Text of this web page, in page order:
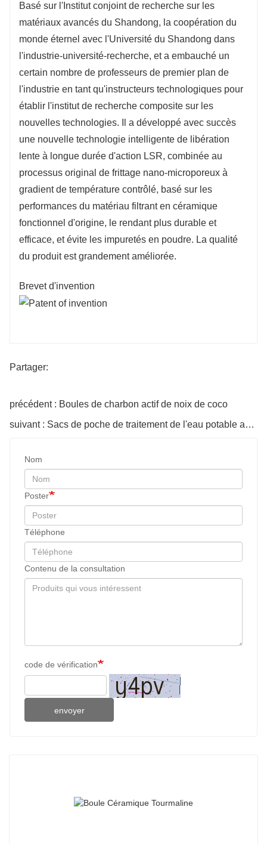
Basé sur l'Institut conjoint de recherche sur les
matériaux avancés du Shandong, la coopération du
monde éternel avec l'Université du Shandong dans
l'industrie-université-recherche, et a embauché un
certain nombre de professeurs de premier plan de
l'industrie en tant qu'instructeurs technologiques pour
établir l'institut de recherche composite sur les
nouvelles technologies. Il a développé avec succès
une nouvelle technologie intelligente de libération
lente à longue durée d'action LSR, combinée au
processus original de frittage nano-microporeux à
gradient de température contrôlé, basé sur les
performances du matériau filtrant en céramique
fonctionnel d'origine, le rendant plus durable et
efficace, et évite les impuretés en poudre. La qualité
du produit est grandement améliorée.
Brevet d'invention
Partager:
précédent : Boules de charbon actif de noix de coco
suivant : Sacs de poche de traitement de l'eau potable avec billes en céramique
Nom
Poster
Téléphone
Contenu de la consultation
code de vérification
envoyer